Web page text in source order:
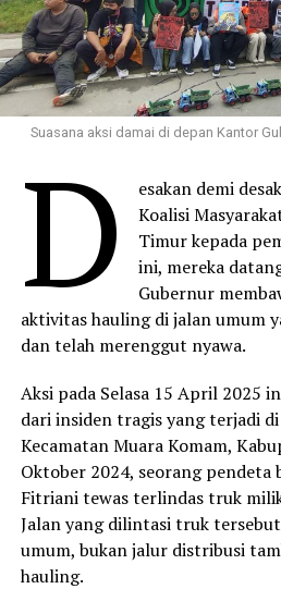
Suasana aksi damai di depan Kantor
D
esakan demi
Koalisi
Timur kepada
ini, mereka
Gubernur
aktivitas hauling di jalan umum
dan telah merenggut nyawa.
Aksi pada Selasa 15 April 2025
dari insiden tragis yang terjadi
Kecamatan Muara Komam,
Oktober 2024, seorang pendeta
Fitriani tewas terlindas truk
Jalan yang dilintasi truk
umum, bukan jalur distribusi
hauling.